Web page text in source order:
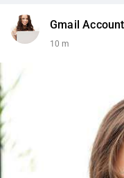
Gmail
10 m